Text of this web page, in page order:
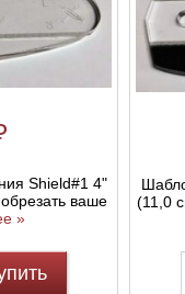
Shield#1 4"
ваше
»
(11,0